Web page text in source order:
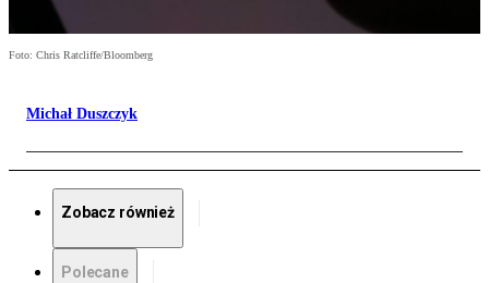
Foto: Chris Ratcliffe/Bloomberg
Michał Duszczyk
Zobacz również
Polecane